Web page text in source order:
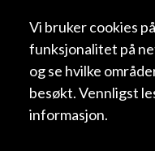
Vi bruker cookies
funksjonalitet på
og se hvilke
besøkt. Vennligst
informasjon.